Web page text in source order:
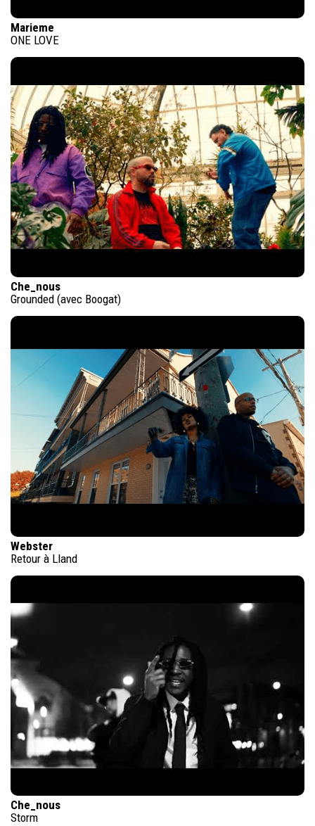
Marieme
ONE LOVE
Che_nous
Grounded (avec Boogat)
Webster
Retour à Lland
Che_nous
Storm